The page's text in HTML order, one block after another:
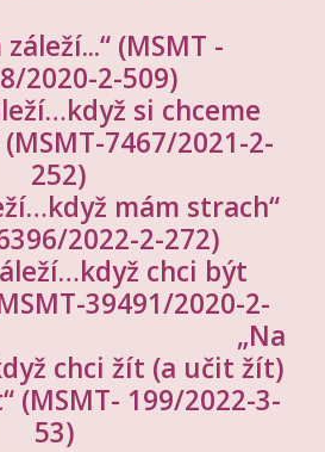
(MSMT -
2020-2-509)
si chceme
7467/2021-2-
252)
mám strach“
2022-2-272)
chci být
39491/2020-2-
„Na
chci žít (a učit žít)
(MSMT- 199/2022-3-
53)